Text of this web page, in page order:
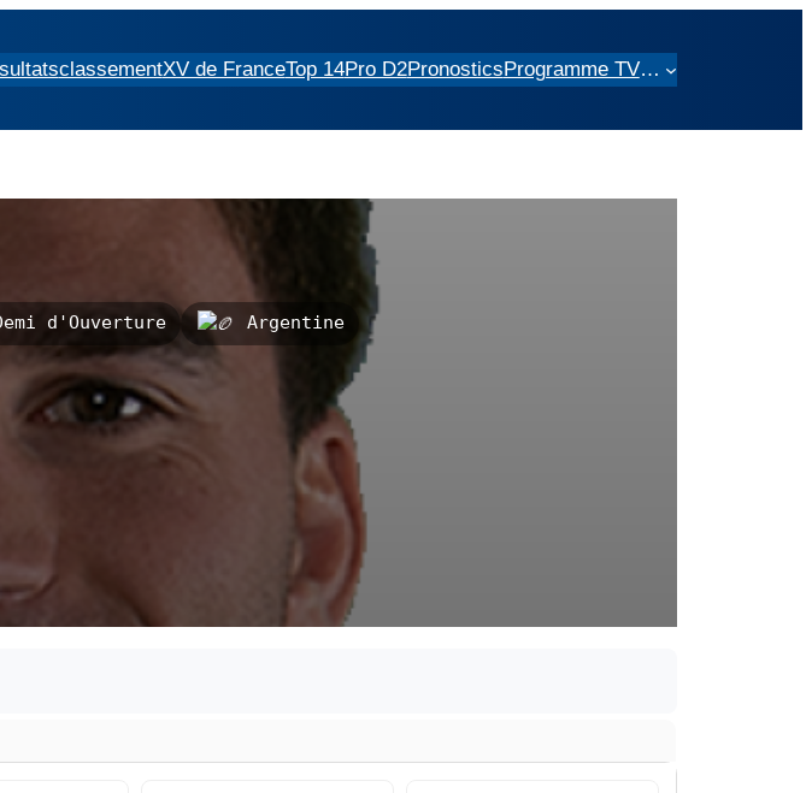
classementXV de FranceTop 14Pro D2PronosticsProgramme TV…
d'Ouverture Argentine